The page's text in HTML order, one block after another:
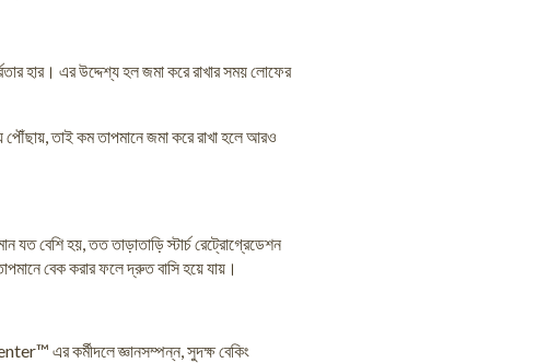
হার। এর উদ্দেশ্য হল জমা করে রাখার সময় লোফের
পৌঁছায়, তাই কম তাপমানে জমা করে রাখা হলে আরও
যত বেশি হয়, তত তাড়াতাড়ি স্টার্চ রেট্রোগ্রেডেশন
বেক করার ফলে দ্রুত বাসি হয়ে যায়।
এর কর্মীদলে জ্ঞানসম্পন্ন, সুদক্ষ বেকিং